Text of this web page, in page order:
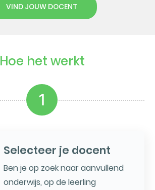
VIND JOUW DOCENT
Hoe het werkt
1
Selecteer je docent
Ben je op zoek naar aanvullend
onderwijs, op de leerling